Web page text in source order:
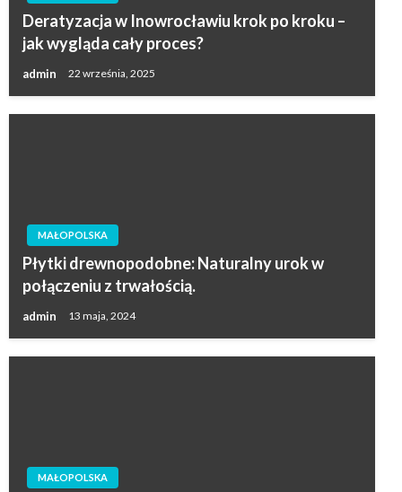
Deratyzacja w Inowrocławiu krok po kroku –
jak wygląda cały proces?
admin 22 września, 2025
MAŁOPOLSKA
Płytki drewnopodobne: Naturalny urok w
połączeniu z trwałością.
admin 13 maja, 2024
MAŁOPOLSKA